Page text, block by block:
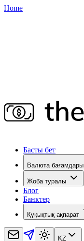
Home
Басты бет
Валюта бағамдары
Жоба туралы
Блог
Банктер
Құқықтық ақпарат
KZ